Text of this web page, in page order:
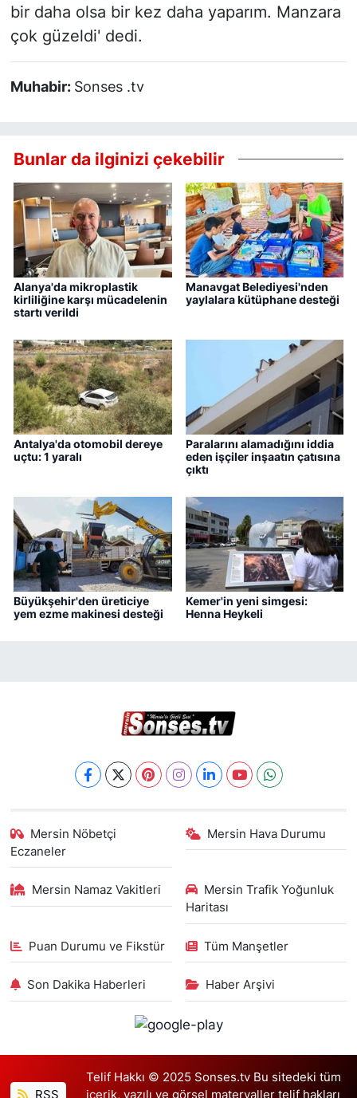
bir daha olsa bir kez daha yaparım. Manzara
çok güzeldi' dedi.
Muhabir: Sonses .tv
Bunlar da ilginizi çekebilir
Alanya'da mikroplastik
kirliliğine karşı mücadelenin
startı verildi
Manavgat Belediyesi'nden
yaylalara kütüphane desteği
Antalya'da otomobil dereye
uçtu: 1 yaralı
Paralarını alamadığını iddia
eden işçiler inşaatın çatısına
çıktı
Büyükşehir'den üreticiye
yem ezme makinesi desteği
Kemer'in yeni simgesi:
Henna Heykeli
Mersin Nöbetçi
Eczaneler
Mersin Hava Durumu
Mersin Namaz Vakitleri
Mersin Trafik Yoğunluk
Haritası
Puan Durumu ve Fikstür Tüm Manşetler
Son Dakika Haberleri Haber Arşivi
RSS
Telif Hakkı © 2025 Sonses.tv Bu sitedeki tüm
içerik, yazılı ve görsel materyaller telif hakları